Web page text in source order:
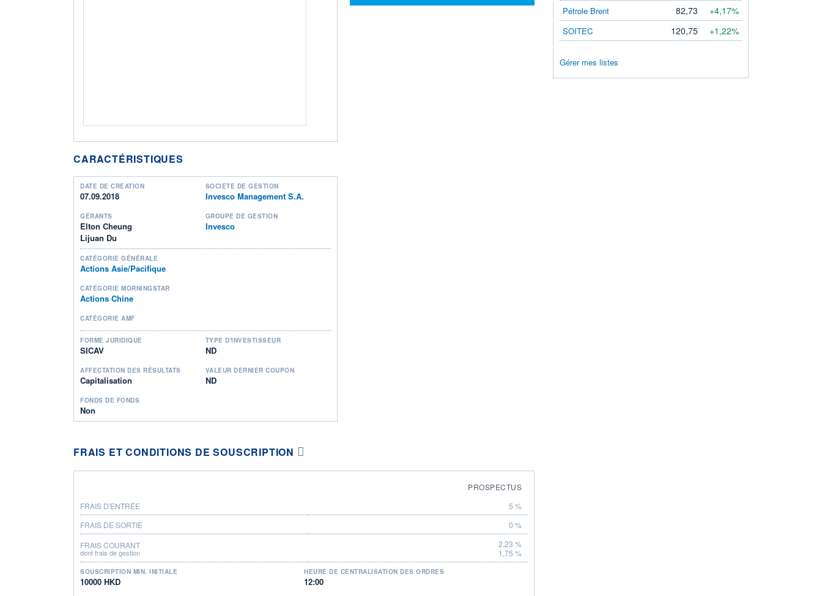
CARACTÉRISTIQUES
DATE DE CRÉATION
07.09.2018
SOCIÉTÉ DE GESTION
Invesco Management S.A.
GÉRANTS
Elton Cheung
Lijuan Du
GROUPE DE GESTION
Invesco
CATÉGORIE GÉNÉRALE
Actions Asie/Pacifique
CATÉGORIE MORNINGSTAR
Actions Chine
CATÉGORIE AMF
FORME JURIDIQUE
SICAV
TYPE D'INVESTISSEUR
ND
AFFECTATION DES RÉSULTATS
Capitalisation
VALEUR DERNIER COUPON
ND
FONDS DE FONDS
Non
FRAIS ET CONDITIONS DE SOUSCRIPTION
PROSPECTUS
FRAIS D'ENTRÉE
5 %
FRAIS DE SORTIE
0 %
FRAIS COURANT
dont frais de gestion
2,23 %
1,75 %
SOUSCRIPTION MIN. INITIALE
10000 HKD
HEURE DE CENTRALISATION DES ORDRES
12:00
Pétrole Brent 82,73 +4,17%
SOITEC 120,75 +1,22%
Gérer mes listes